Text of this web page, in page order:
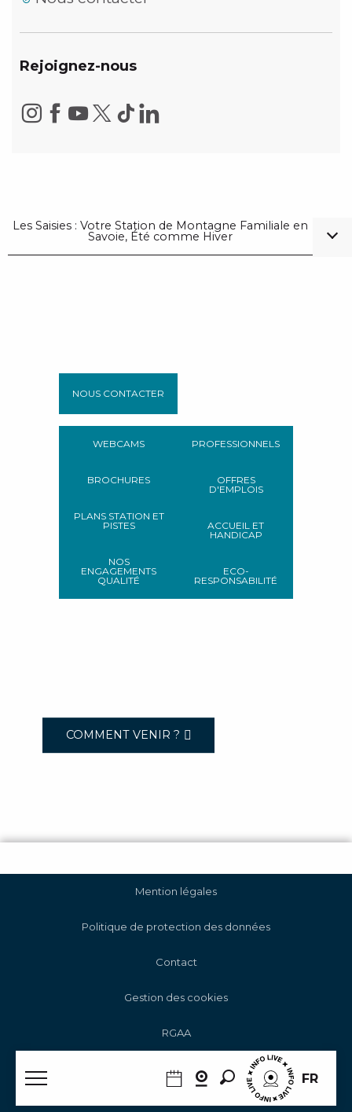
Recherche FR
Rejoignez-nous
Les Saisies : Votre Station de Montagne Familiale en
Savoie, Été comme Hiver
NOUS CONTACTER
WEBCAMS
BROCHURES
PLANS STATION ET
PISTES
NOS
ENGAGEMENTS
QUALITÉ
PROFESSIONNELS
OFFRES
D'EMPLOIS
ACCUEIL ET
HANDICAP
ECO-
RESPONSABILITÉ
COMMENT VENIR ?
Mention légales
Politique de protection des données
Contact
Gestion des cookies
RGAA